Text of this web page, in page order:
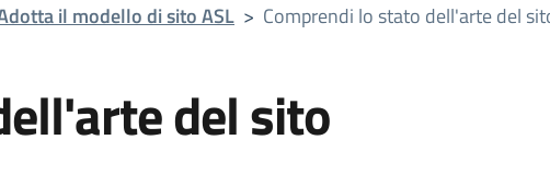
il modello di sito ASL > Comprendi lo stato dell'arte del
del sito